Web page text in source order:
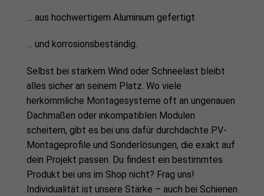
… aus hochwertigem Aluminium gefertigt
… und korrosionsbeständig.
Selbst bei starkem Wind oder Schneelast bleibt
alles sicher an seinem Platz. Wo viele
herkömmliche Montagesysteme oft an ungenauen
Dachmaßen oder inkompatiblen Modulen
scheitern, gibt es bei uns dafür durchdachte PV-
Montageprofile und Sonderlösungen, die exakt auf
dein Projekt passen. Du findest ein bestimmtes
Produkt bei uns im Shop nicht? Frag uns!
Individualität ist unsere Stärke – auch bei Schienen